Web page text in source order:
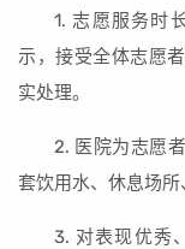
1. 志愿服务时
示，接受全体志愿
实处理。
2. 医院为志愿
套饮用水、休息场所
3. 对表现优秀